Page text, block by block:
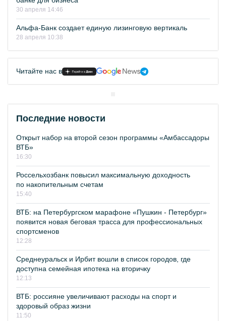
30 апреля 14:46
Альфа-Банк создает единую лизинговую вертикаль
28 апреля 10:38
Читайте нас в
Последние новости
Открыт набор на второй сезон программы «Амбассадоры
ВТБ»
16:30
Россельхозбанк повысил максимальную доходность
по накопительным счетам
15:40
ВТБ: на Петербургском марафоне «Пушкин - Петербург»
появится новая беговая трасса для профессиональных
спортсменов
12:28
Среднеуральск и Ирбит вошли в список городов, где
доступна семейная ипотека на вторичку
12:13
ВТБ: россияне увеличивают расходы на спорт и
здоровый образ жизни
11:50